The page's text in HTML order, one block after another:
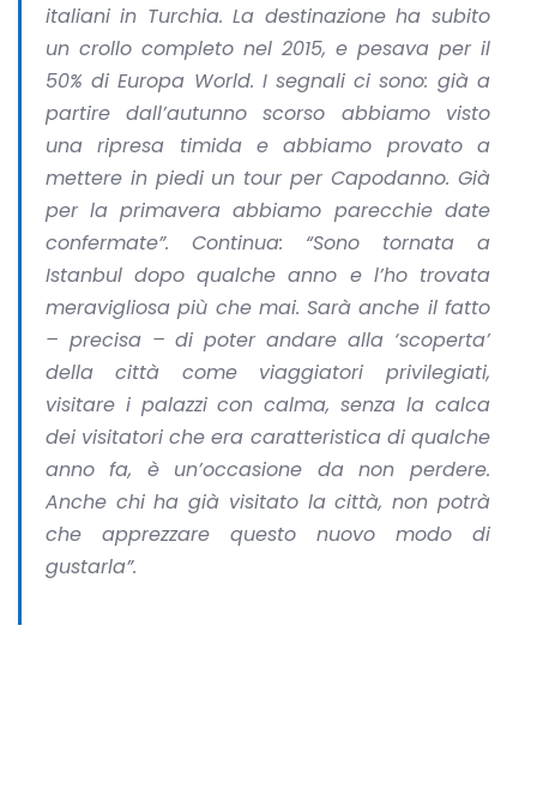
italiani in Turchia. La destinazione ha subito
un crollo completo nel 2015, e pesava per il
50% di Europa World. I segnali ci sono: già a
partire dall’autunno scorso abbiamo visto
una ripresa timida e abbiamo provato a
mettere in piedi un tour per Capodanno. Già
per la primavera abbiamo parecchie date
confermate”. Continua: “Sono tornata a
Istanbul dopo qualche anno e l’ho trovata
meravigliosa più che mai. Sarà anche il fatto
– precisa – di poter andare alla ‘scoperta’
della città come viaggiatori privilegiati,
visitare i palazzi con calma, senza la calca
dei visitatori che era caratteristica di qualche
anno fa, è un’occasione da non perdere.
Anche chi ha già visitato la città, non potrà
che apprezzare questo nuovo modo di
gustarla”.